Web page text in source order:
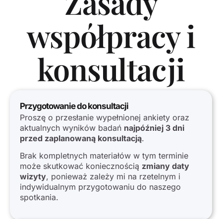
współpracy i
konsultacji
Przygotowanie do konsultacji
Proszę o przesłanie wypełnionej ankiety oraz
aktualnych wyników badań najpóźniej 3 dni
przed zaplanowaną konsultacją.
Brak kompletnych materiałów w tym terminie
może skutkować koniecznością zmiany daty
wizyty, ponieważ zależy mi na rzetelnym i
indywidualnym przygotowaniu do naszego
spotkania.